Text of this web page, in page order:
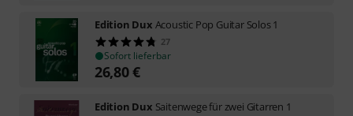
Edition Dux Acoustic Pop Guitar Solos 1
27
Sofort lieferbar
26,80€
Edition Dux Saitenwege für zwei Gitarren 1